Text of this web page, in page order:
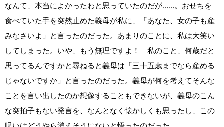
なんて、本当によかったわと思っていたのだが……。おせちを
食べていた手を突然止めた義母が私に、「あなた、女の子も産
みなさいよ」と言ったのだった。あまりのことに、私は大笑い
してしまった。いや、もう無理ですよ！ 私のこと、何歳だと
思ってるんですかと尋ねると義母は「三十五歳までなら産める
じゃないですか」と言ったのだった。義母が何を考えてそんな
ことを言い出したのか想像することもできないが、義母のこん
な突拍子もない発言を、なんとなく懐かしくも思ったし、この
呪いはどうやら消えそうにないと悟ったのだった。